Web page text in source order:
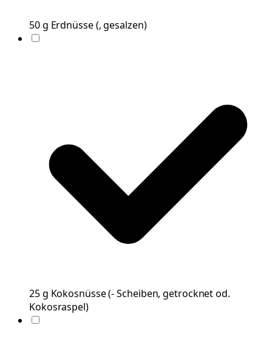
50g Erdnüsse(, gesalzen)
25g Kokosnüsse(- Scheiben, getrocknet od.
Kokosraspel)